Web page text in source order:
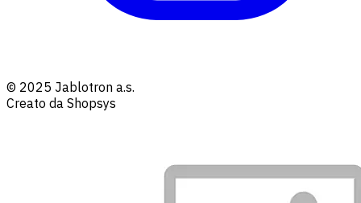
© 2025 Jablotron a.s.
Creato da Shopsys